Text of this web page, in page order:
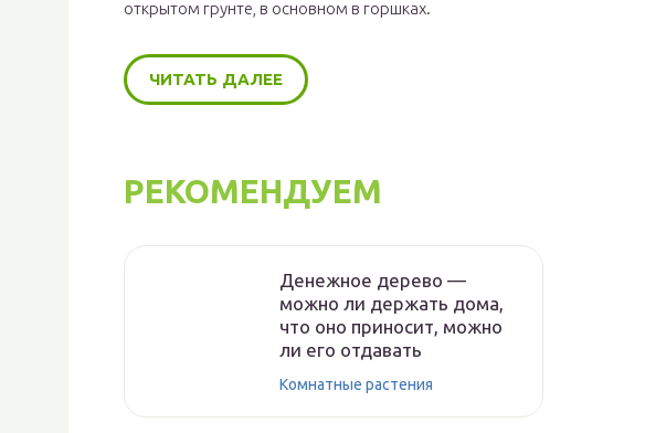
открытом грунте, в основном в горшках.
ЧИТАТЬ ДАЛЕЕ
РЕКОМЕНДУЕМ
Денежное дерево —
можно ли держать дома,
что оно приносит, можно
ли его отдавать
Комнатные растения